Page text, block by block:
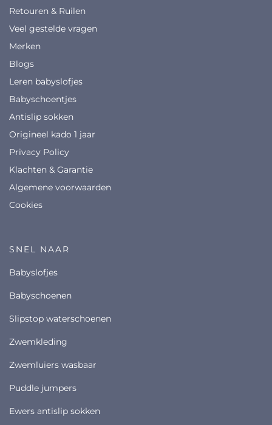
Retouren & Ruilen
Veel gestelde vragen
Merken
Blogs
Leren babyslofjes
Babyschoentjes
Antislip sokken
Origineel kado 1 jaar
Privacy Policy
Klachten & Garantie
Algemene voorwaarden
Cookies
SNEL NAAR
babyslofjes
babyschoenen
slipstop waterschoenen
zwemkleding
zwemluiers wasbaar
puddle jumpers
ewers antislip sokken